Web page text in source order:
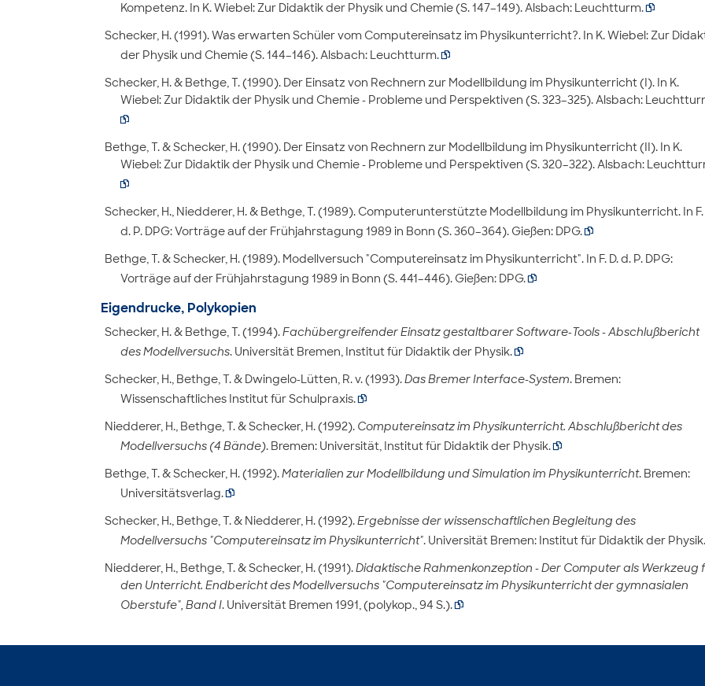
Kompetenz. In K. Wiebel: Zur Didaktik der Physik und Chemie (S. 147–149). Alsbach: Leuchtturm.
Schecker, H. (1991). Was erwarten Schüler vom Computereinsatz im Physikunterricht?. In K. Wiebel: Zur
der Physik und Chemie (S. 144–146). Alsbach: Leuchtturm.
Schecker, H. & Bethge, T. (1990). Der Einsatz von Rechnern zur Modellbildung im Physikunterricht (I). In K.
Wiebel: Zur Didaktik der Physik und Chemie - Probleme und Perspektiven (S. 323–325). Alsbach:

Bethge, T. & Schecker, H. (1990). Der Einsatz von Rechnern zur Modellbildung im Physikunterricht (II). In K.
Wiebel: Zur Didaktik der Physik und Chemie - Probleme und Perspektiven (S. 320–322). Alsbach:

Schecker, H., Niedderer, H. & Bethge, T. (1989). Computerunterstützte Modellbildung im Physikunterricht. In F.
d. P. DPG: Vorträge auf der Frühjahrstagung 1989 in Bonn (S. 360–364). Gießen: DPG.
Bethge, T. & Schecker, H. (1989). Modellversuch "Computereinsatz im Physikunterricht". In F. D. d. P. DPG:
Vorträge auf der Frühjahrstagung 1989 in Bonn (S. 441–446). Gießen: DPG.
Eigendrucke, Polykopien
Schecker, H. & Bethge, T. (1994).Fachübergreifender Einsatz gestaltbarer Software-Tools - Abschlußbericht
des Modellversuchs. Universität Bremen, Institut für Didaktik der Physik.
Schecker, H., Bethge, T. & Dwingelo-Lütten, R. v. (1993).Das Bremer Interface-System. Bremen:
Wissenschaftliches Institut für Schulpraxis.
Niedderer, H., Bethge, T. & Schecker, H. (1992). Computereinsatz im Physikunterricht. Abschlußbericht des
Modellversuchs (4 Bände). Bremen: Universität, Institut für Didaktik der Physik.
Bethge, T. & Schecker, H. (1992).Materialien zur Modellbildung und Simulation im Physikunterricht. Bremen:
Universitätsverlag.
Schecker, H., Bethge, T. & Niedderer, H. (1992).Ergebnisse der wissenschaftlichen Begleitung des
Modellversuchs "Computereinsatz im Physikunterricht". Universität Bremen: Institut für Didaktik der Physik.
Niedderer, H., Bethge, T. & Schecker, H. (1991).Didaktische Rahmenkonzeption - Der Computer als Werkzeug
den Unterricht. Endbericht des Modellversuchs "Computereinsatz im Physikunterricht der gymnasialen
Oberstufe", Band I. Universität Bremen 1991, (polykop., 94 S.).